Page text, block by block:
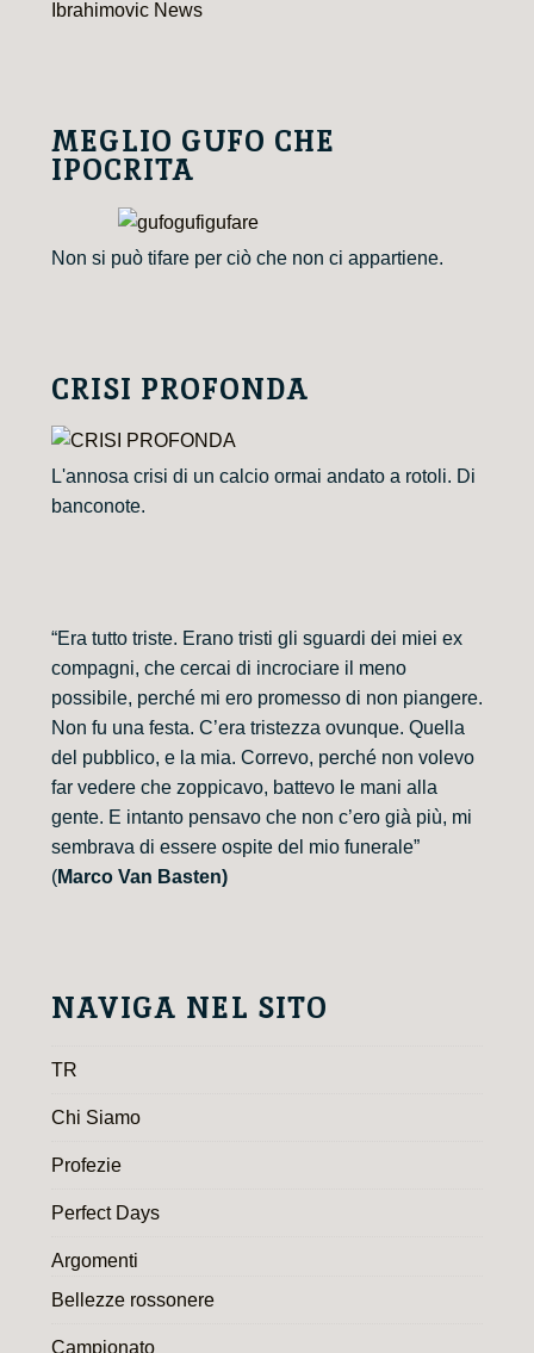
Ibrahimovic News
MEGLIO GUFO CHE
IPOCRITA
Non si può tifare per ciò che non ci appartiene.
CRISI PROFONDA
L'annosa crisi di un calcio ormai andato a rotoli. Di
banconote.
“Era tutto triste. Erano tristi gli sguardi dei miei ex
compagni, che cercai di incrociare il meno
possibile, perché mi ero promesso di non piangere.
Non fu una festa. C’era tristezza ovunque. Quella
del pubblico, e la mia. Correvo, perché non volevo
far vedere che zoppicavo, battevo le mani alla
gente. E intanto pensavo che non c’ero già più, mi
sembrava di essere ospite del mio funerale”
(Marco Van Basten)
NAVIGA NEL SITO
TR
Chi Siamo
Profezie
Perfect Days
Argomenti
Bellezze rossonere
Campionato